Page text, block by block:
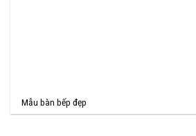
Mẫu bàn bếp đẹp